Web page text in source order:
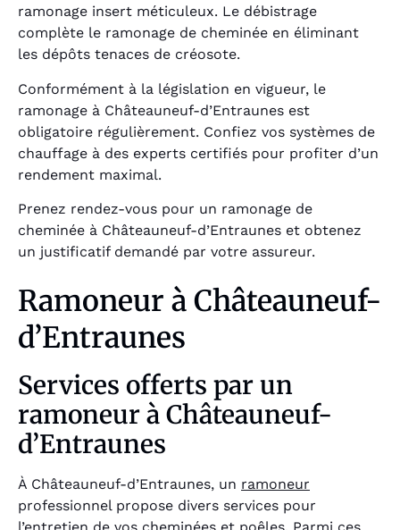
ramonage insert méticuleux. Le débistrage
complète le ramonage de cheminée en éliminant
les dépôts tenaces de créosote.
Conformément à la législation en vigueur, le
ramonage à Châteauneuf-d’Entraunes est
obligatoire régulièrement. Confiez vos systèmes de
chauffage à des experts certifiés pour profiter d’un
rendement maximal.
Prenez rendez-vous pour un ramonage de
cheminée à Châteauneuf-d’Entraunes et obtenez
un justificatif demandé par votre assureur.
Ramoneur à Châteauneuf-
d’Entraunes
Services offerts par un
ramoneur à Châteauneuf-
d’Entraunes
À Châteauneuf-d’Entraunes, un ramoneur
professionnel propose divers services pour
l’entretien de vos cheminées et poêles. Parmi ces